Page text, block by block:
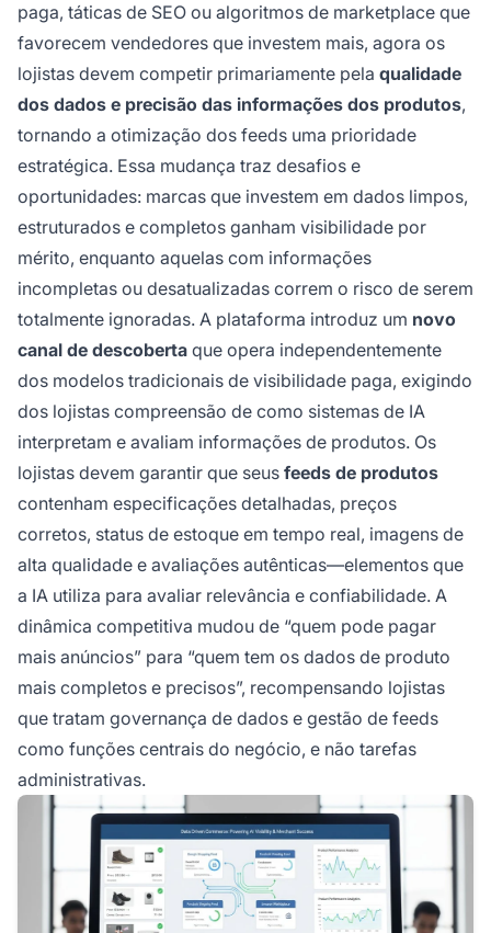
paga, táticas de SEO ou algoritmos de marketplace que
favorecem vendedores que investem mais, agora os
lojistas devem competir primariamente pela qualidade
dos dados e precisão das informações dos produtos,
tornando a otimização dos feeds uma prioridade
estratégica. Essa mudança traz desafios e
oportunidades: marcas que investem em dados limpos,
estruturados e completos ganham visibilidade por
mérito, enquanto aquelas com informações
incompletas ou desatualizadas correm o risco de serem
totalmente ignoradas. A plataforma introduz um novo
canal de descoberta que opera independentemente
dos modelos tradicionais de visibilidade paga, exigindo
dos lojistas compreensão de como sistemas de IA
interpretam e avaliam informações de produtos. Os
lojistas devem garantir que seus feeds de produtos
contenham especificações detalhadas, preços
corretos, status de estoque em tempo real, imagens de
alta qualidade e avaliações autênticas—elementos que
a IA utiliza para avaliar relevância e confiabilidade. A
dinâmica competitiva mudou de “quem pode pagar
mais anúncios” para “quem tem os dados de produto
mais completos e precisos”, recompensando lojistas
que tratam governança de dados e gestão de feeds
como funções centrais do negócio, e não tarefas
administrativas.